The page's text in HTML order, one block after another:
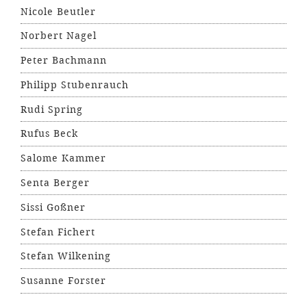
Nicole Beutler
Norbert Nagel
Peter Bachmann
Philipp Stubenrauch
Rudi Spring
Rufus Beck
Salome Kammer
Senta Berger
Sissi Goßner
Stefan Fichert
Stefan Wilkening
Susanne Forster